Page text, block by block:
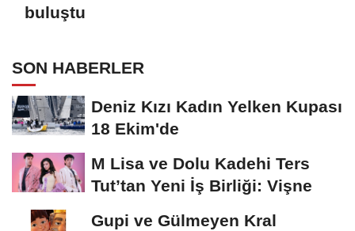
buluştu
SON HABERLER
Deniz Kızı Kadın Yelken Kupası
18 Ekim'de
M Lisa ve Dolu Kadehi Ters
Tut’tan Yeni İş Birliği: Vişne
Gupi ve Gülmeyen Kral